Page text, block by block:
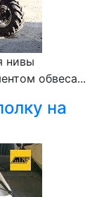
нивы
обвеса...
на